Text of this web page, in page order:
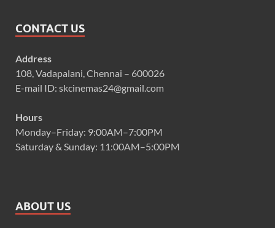
CONTACT US
Address
108, Vadapalani, Chennai – 600026
E-mail ID: skcinemas24@gmail.com
Hours
Monday–Friday: 9:00AM–7:00PM
Saturday & Sunday: 11:00AM–5:00PM
ABOUT US